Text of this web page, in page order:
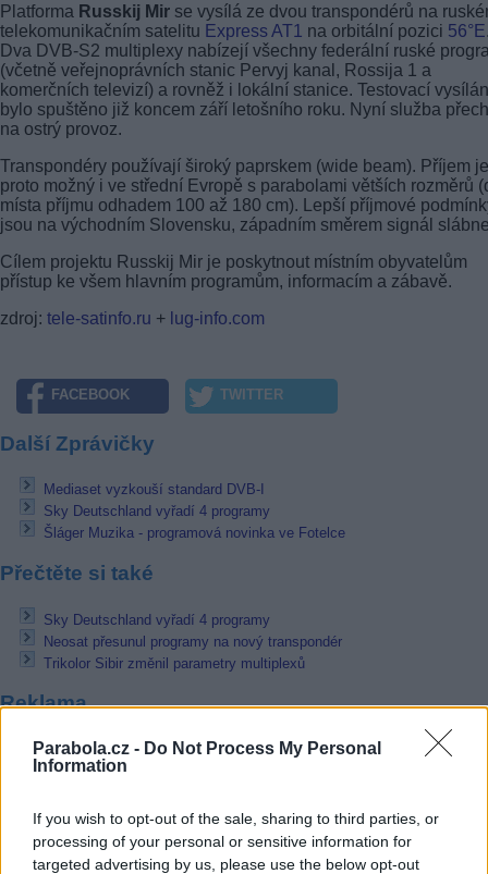
Parabola.cz - Do Not Process My Personal
Information
If you wish to opt-out of the sale, sharing to third parties, or
processing of your personal or sensitive information for
targeted advertising by us, please use the below opt-out
Platforma Russkij Mir se vysílá ze dvou transpondérů na
telekomunikačním satelitu Express AT1 na orbitální pozici 56°E
Dva DVB-S2 multiplexy nabízejí všechny federální ruské
(včetně veřejnoprávních stanic Pervyj kanal, Rossija 1 a
komerčních televizí) a rovněž i lokální stanice. Testovací
bylo spuštěno již koncem září letošního roku. Nyní služba
na ostrý provoz.
Transpondéry používají široký paprskem (wide beam). Příjem je
proto možný i ve střední Evropě s parabolami větších rozměrů
místa příjmu odhadem 100 až 180 cm). Lepší příjmové
jsou na východním Slovensku, západním směrem signál
Cílem projektu Russkij Mir je poskytnout místním obyvatelům
přístup ke všem hlavním programům, informacím a zábavě.
zdroj: tele-satinfo.ru + lug-info.com
FACEBOOK TWITTER
Další Zprávičky
Mediaset vyzkouší standard DVB-I
Sky Deutschland vyřadí 4 programy
Šláger Muzika - programová novinka ve Fotelce
Přečtěte si také
Sky Deutschland vyřadí 4 programy
Neosat přesunul programy na nový transpondér
Trikolor Sibir změnil parametry multiplexů
Reklama
Pracovní nabídky
48.400 Kč • příspěvek na ubytování (Jihlava, okres Jihlava)
07.08.2026 -
Bosch Powertrain s.r.o. Jihlava • obsluha CNC strojů •
48.400 Kč • náborový bonus 50.000 Kč • příspěvek na ubytování
okres Jihlava)